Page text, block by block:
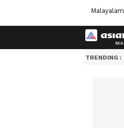
Malayalam
TRENDING :